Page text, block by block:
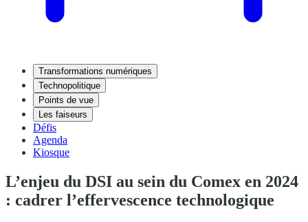
Transformations numériques
Technopolitique
Points de vue
Les faiseurs
Défis
Agenda
Kiosque
L’enjeu du DSI au sein du Comex en 2024
: cadrer l’effervescence technologique